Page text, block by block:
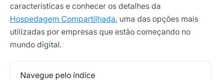
características e conhecer os detalhes da
Hospedagem Compartilhada, uma das opções mais
utilizadas por empresas que estão começando no
mundo digital.
Navegue pelo índice